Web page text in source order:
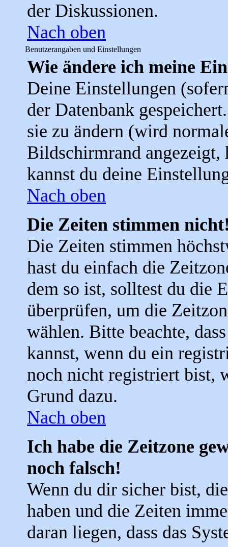
der Diskussionen.
Nach oben
Benutzerangaben und Einstellungen
Wie ändere ich meine
Deine Einstellungen
der Datenbank
sie zu ändern (wird
Bildschirmrand
kannst du deine
Nach oben
Die Zeiten stimmen
Die Zeiten stimmen
hast du einfach die
dem so ist, solltest du die
überprüfen, um die
wählen. Bitte beachte,
kannst, wenn du ein
noch nicht registriert bist,
Grund dazu.
Nach oben
Ich habe die Zeitzone
noch falsch!
Wenn du dir sicher bist,
haben und die Zeiten
daran liegen, dass das